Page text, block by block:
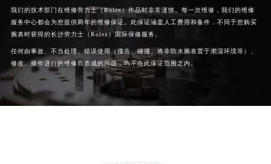
我们的技术部门在维修劳力士（Rolex）作品时非常谨慎。每一次维修，我们的维修
服务中心都会为您提供两年的维修保证。此保证涵盖人工费用和备件，不同于您购买
腕表时获得的长沙劳力士（Rolex）国际保修服务。
任何由事故、不当处理、错误使用（撞击、碰撞、将非防水腕表置于潮湿环境等）、
修改、操作进行的维修而造成的问题，均不在此保证范围之内。